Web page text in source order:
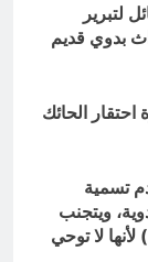
لتبرير
بدوي قديم
الحائك
تسمية
ويتجنب
لا توحي